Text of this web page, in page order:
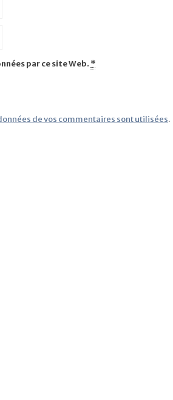
par ce site Web. *
de vos commentaires sont utilisées.